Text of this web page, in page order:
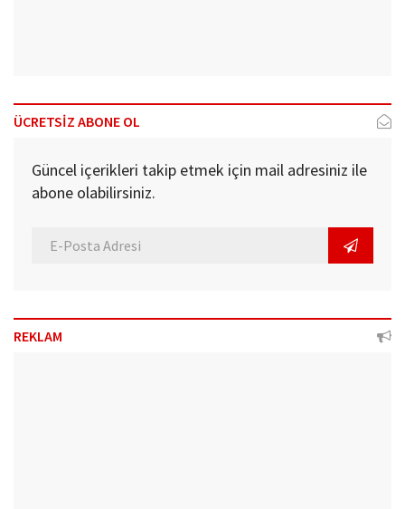
ÜCRETSİZ ABONE OL
Güncel içerikleri takip etmek için mail adresiniz ile
abone olabilirsiniz.
REKLAM